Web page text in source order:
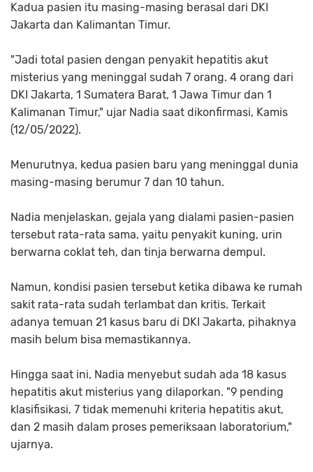
Kadua pasien itu masing-masing berasal dari DKI
Jakarta dan Kalimantan Timur.
"Jadi total pasien dengan penyakit hepatitis akut
misterius yang meninggal sudah 7 orang. 4 orang dari
DKI Jakarta, 1 Sumatera Barat, 1 Jawa Timur dan 1
Kalimanan Timur," ujar Nadia saat dikonfirmasi, Kamis
(12/05/2022).
Menurutnya, kedua pasien baru yang meninggal dunia
masing-masing berumur 7 dan 10 tahun.
Nadia menjelaskan, gejala yang dialami pasien-pasien
tersebut rata-rata sama, yaitu penyakit kuning, urin
berwarna coklat teh, dan tinja berwarna dempul.
Namun, kondisi pasien tersebut ketika dibawa ke rumah
sakit rata-rata sudah terlambat dan kritis. Terkait
adanya temuan 21 kasus baru di DKI Jakarta, pihaknya
masih belum bisa memastikannya.
Hingga saat ini, Nadia menyebut sudah ada 18 kasus
hepatitis akut misterius yang dilaporkan. "9 pending
klasifisikasi, 7 tidak memenuhi kriteria hepatitis akut,
dan 2 masih dalam proses pemeriksaan laboratorium,"
ujarnya.